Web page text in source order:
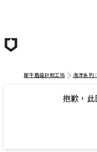
犀牛盾設計款工坊 海洋系列
抱歉，